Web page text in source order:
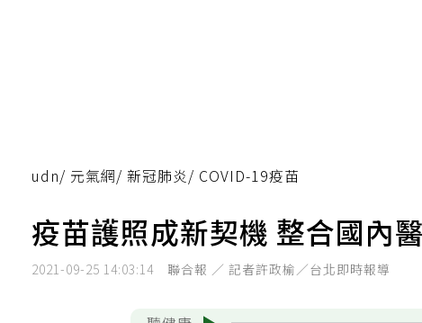
udn/ 元氣網/ 新冠肺炎/ COVID-19疫苗
疫苗護照成新契機 整合國內
2021-09-25 14:03:14 聯合報 ／ 記者許政榆／台北即時報導